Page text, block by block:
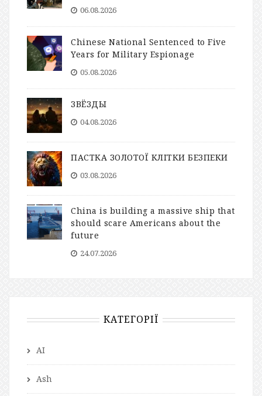
06.08.2026
Chinese National Sentenced to Five
Years for Military Espionage
05.08.2026
ЗВЁЗДЫ
04.08.2026
ПАСТКА ЗОЛОТОЇ КЛІТКИ БЕЗПЕКИ
03.08.2026
China is building a massive ship that
should scare Americans about the
future
24.07.2026
КАТЕГОРІЇ
AI
Ash